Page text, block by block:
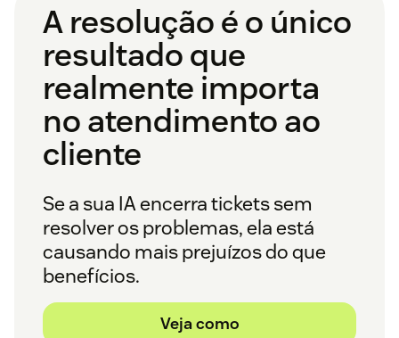
A resolução é o único
resultado que
realmente importa
no atendimento ao
cliente
Se a sua IA encerra tickets sem
resolver os problemas, ela está
causando mais prejuízos do que
benefícios.
Veja como